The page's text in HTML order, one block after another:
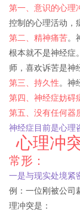
第一、意识的心理
控制的心理活动，
第二、精神痛苦。
根本就不是神经症
师，喜欢诉苦是神
第三、持久性。神
第四、神经症妨碍
第五、没有任何器
神经症目前是心理
心理冲
常形：
一是与现实处境紧
例：一位刚被公司
理冲突是：